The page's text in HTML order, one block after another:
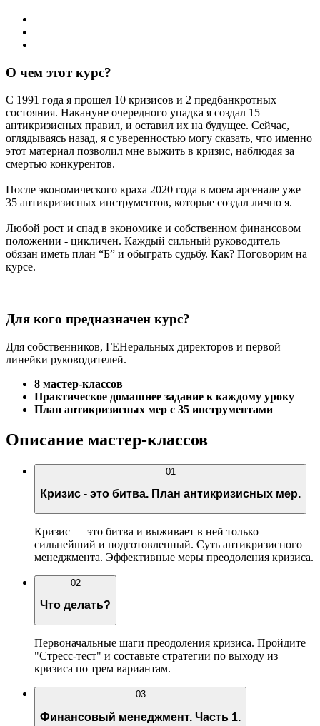
О чем этот курс?
С 1991 года я прошел 10 кризисов и 2 предбанкротных
состояния. Накануне очередного упадка я создал 15
антикризисных правил, и оставил их на будущее. Сейчас,
оглядываясь назад, я с уверенностью могу сказать, что именно
этот материал позволил мне выжить в кризис, наблюдая за
смертью конкурентов.
После экономического краха 2020 года в моем арсенале уже
35 антикризисных инструментов, которые создал лично я.
Любой рост и спад в экономике и собственном финансовом
положении - цикличен. Каждый сильный руководитель
обязан иметь план “Б” и обыграть судьбу. Как? Поговорим на
курсе.
Для кого предназначен курс?
Для собственников, ГЕНеральных директоров и первой
линейки руководителей.
8 мастер-классов
Практическое домашнее задание к каждому уроку
План антикризисных мер с 35 инструментами
Описание мастер-классов
01
Кризис - это битва. План антикризисных мер.
Кризис — это битва и выживает в ней только
сильнейший и подготовленный. Суть антикризисного
менеджмента. Эффективные меры преодоления кризиса.
02
Что делать?
Первоначальные шаги преодоления кризиса. Пройдите
"Стресс-тест" и составьте стратегии по выходу из
кризиса по трем вариантам.
03
Финансовый менеджмент. Часть 1.